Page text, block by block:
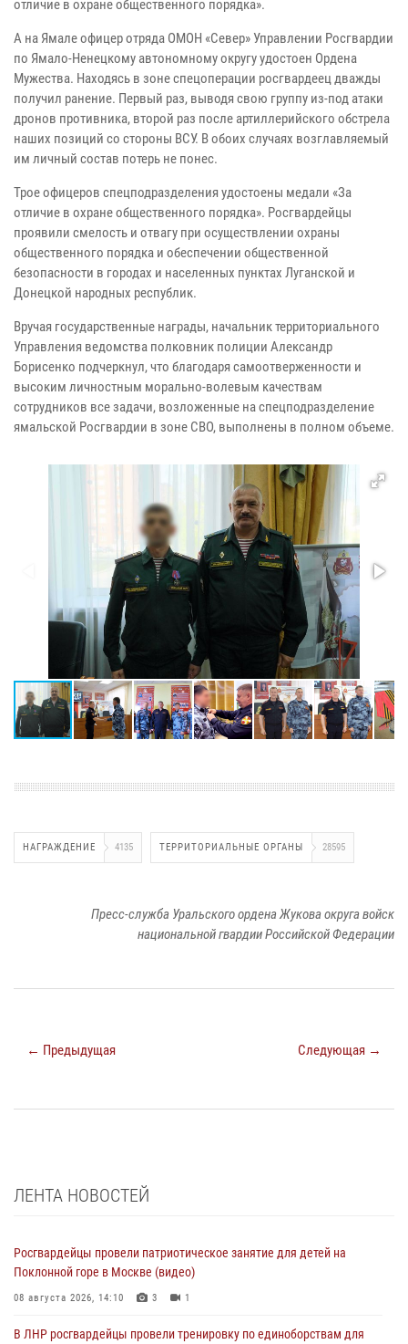
отличие в охране общественного порядка».
А на Ямале офицер отряда ОМОН «Север» Управлении Росгвардии
по Ямало-Ненецкому автономному округу удостоен Ордена
Мужества. Находясь в зоне спецоперации росгвардеец дважды
получил ранение. Первый раз, выводя свою группу из-под атаки
дронов противника, второй раз после артиллерийского обстрела
наших позиций со стороны ВСУ. В обоих случаях возглавляемый
им личный состав потерь не понес.
Трое офицеров спецподразделения удостоены медали «За
отличие в охране общественного порядка». Росгвардейцы
проявили смелость и отвагу при осуществлении охраны
общественного порядка и обеспечении общественной
безопасности в городах и населенных пунктах Луганской и
Донецкой народных республик.
Вручая государственные награды, начальник территориального
Управления ведомства полковник полиции Александр
Борисенко подчеркнул, что благодаря самоотверженности и
высоким личностным морально-волевым качествам
сотрудников все задачи, возложенные на спецподразделение
ямальской Росгвардии в зоне СВО, выполнены в полном объеме.
НАГРАЖДЕНИЕ 4135 ТЕРРИТОРИАЛЬНЫЕ ОРГАНЫ 28595
Пресс-служба Уральского ордена Жукова округа войск
национальной гвардии Российской Федерации
← Предыдущая Следующая →
ЛЕНТА НОВОСТЕЙ
Росгвардейцы провели патриотическое занятие для детей на
Поклонной горе в Москве (видео)
08 августа 2026, 14:10 3 1
В ЛНР росгвардейцы провели тренировку по единоборствам для